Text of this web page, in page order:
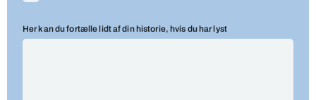
Her kan du fortælle lidt af din historie, hvis du har lyst